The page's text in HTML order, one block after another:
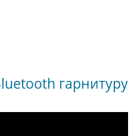
гарнитуру